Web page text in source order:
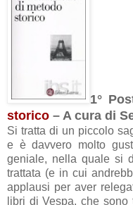
1°
storico – A cura di
Si tratta di un piccolo
e è davvero molto
geniale, nella quale si
trattata (e in cui
applausi per aver
libri di Vespa, che sono